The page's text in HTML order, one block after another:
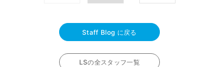
Staff Blog に戻る
LSの全スタッフ一覧